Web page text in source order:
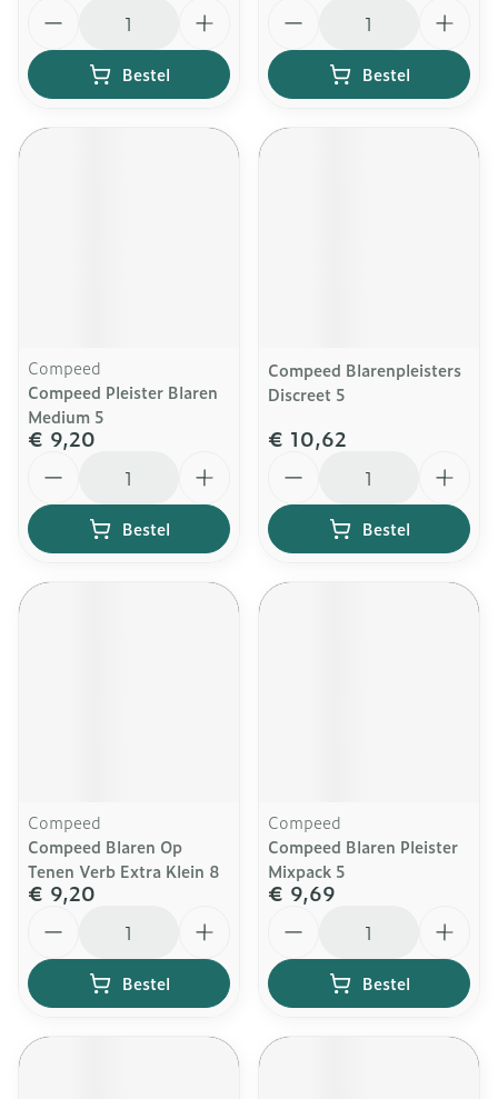
Bestel Bestel
Compeed
Compeed Pleister Blaren
Medium 5
€ 9,20
Bestel
Compeed Blarenpleisters
Discreet 5
€ 10,62
Bestel
Compeed
Compeed Blaren Op
Tenen Verb Extra Klein 8
€ 9,20
Bestel
Compeed
Compeed Blaren Pleister
Mixpack 5
€ 9,69
Bestel